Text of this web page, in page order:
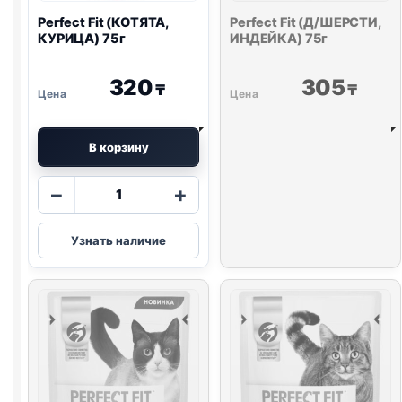
Perfect Fit (КОТЯТА,
КУРИЦА) 75г
320₸
В корзину
−
Количество
Perfect
Fit
(КОТЯТА,
75г
+
Узнать наличие
Perfect Fit (Д/ШЕРСТИ,
ИНДЕЙКА) 75г
305₸